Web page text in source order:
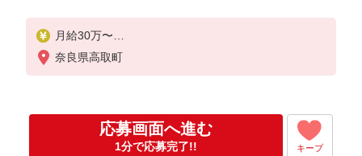
月給30万〜
※試用期間あり（入社日から2ヶ月経過後の月末まで
）
奈良県高取町
応募画面へ進む
1分で応募完了!! キープ